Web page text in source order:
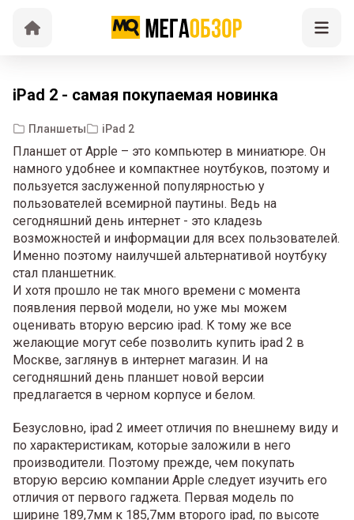
iPad 2 - самая покупаемая новинка
Планшеты iPad 2
Планшет от Apple – это компьютер в миниатюре. Он
намного удобнее и компактнее ноутбуков, поэтому и
пользуется заслуженной популярностью у
пользователей всемирной паутины. Ведь на
сегодняшний день интернет - это кладезь
возможностей и информации для всех пользователей.
Именно поэтому наилучшей альтернативой ноутбуку
стал планшетник.
И хотя прошло не так много времени с момента
появления первой модели, но уже мы можем
оценивать вторую версию ipad. К тому же все
желающие могут себе позволить купить ipad 2 в
Москве, заглянув в интернет магазин. И на
сегодняшний день планшет новой версии
предлагается в черном корпусе и белом.
Безусловно, ipad 2 имеет отличия по внешнему виду и
по характеристикам, которые заложили в него
производители. Поэтому прежде, чем покупать
вторую версию компании Apple следует изучить его
отличия от первого гаджета. Первая модель по
ширине 189,7мм к 185,7мм второго ipad, по высоте